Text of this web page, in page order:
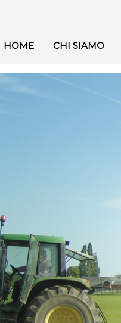
HOME CHI SIAMO